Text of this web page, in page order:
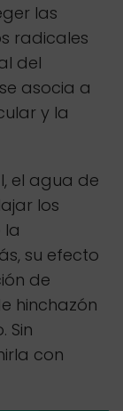
las
radicales
del
asocia a
y la
el agua de
los
la
su efecto
de
hinchazón
Sin
con